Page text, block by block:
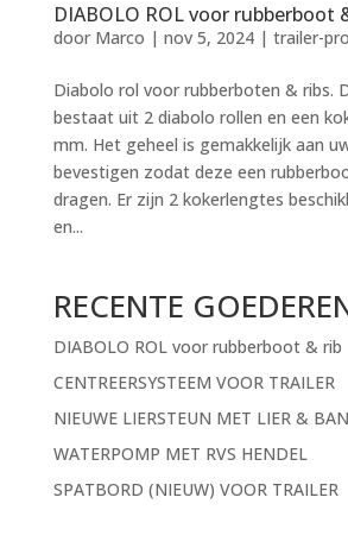
DIABOLO ROL voor rubberboot
door Marco | nov 5, 2024| trailer-
Diabolo rol voor rubberboten & ribs.
bestaat uit 2 diabolo rollen en een
mm. Het geheel is gemakkelijk aan
bevestigen zodat deze een
dragen. Er zijn 2 kokerlengtes
en...
RECENTE
DIABOLO ROL voor rubberboot & rib
CENTREERSYSTEEM VOOR TRAILER
NIEUWE LIERSTEUN MET LIER &
WATERPOMP MET RVS HENDEL
SPATBORD (NIEUW) VOOR TRAILER